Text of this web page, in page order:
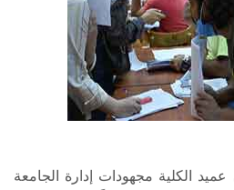
الكلية مجهودات إدارة الجامعة